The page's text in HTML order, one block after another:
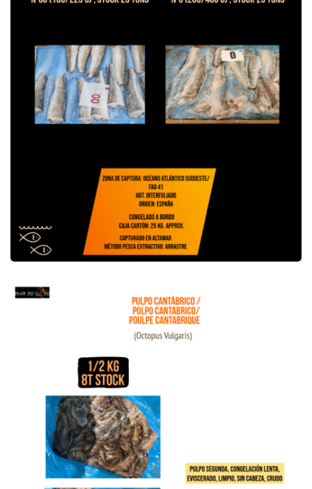
Oferta de Pulpo Cantábrico